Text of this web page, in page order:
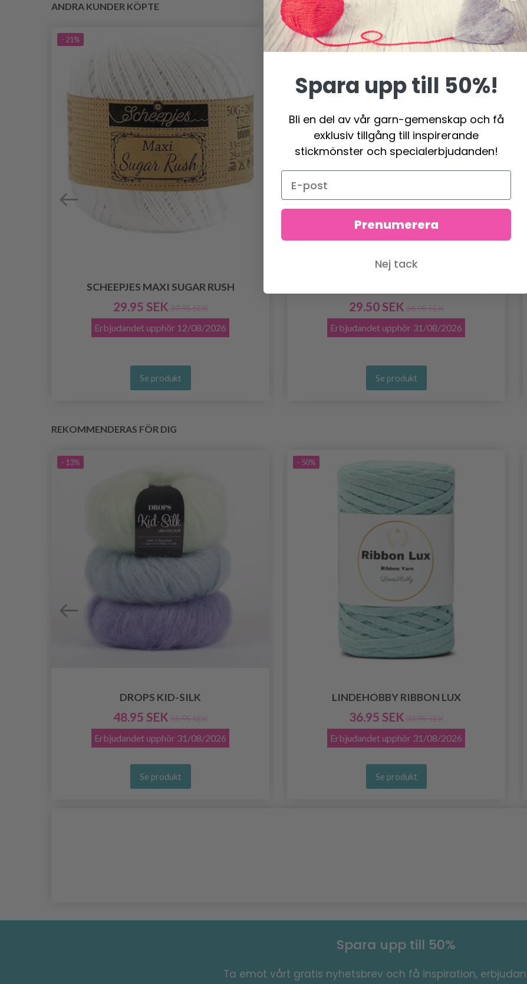
ANDRA KUNDER KÖPTE
- 21%
SCHEEPJES MAXI SUGAR RUSH
29.95 SEK 37.95 SEK
Erbjudandet upphör 12/08/2026
Se produkt
- 20%
29.50 SEK 36.95 SEK
Erbjudandet upphör 31/08/2026
Se produkt
REKOMMENDERAS FÖR DIG
- 13%
DROPS KID-SILK
48.95 SEK 55.95 SEK
Erbjudandet upphör 31/08/2026
Se produkt
- 50%
LINDEHOBBY RIBBON LUX
36.95 SEK 73.95 SEK
Erbjudandet upphör 31/08/2026
Se produkt
Spara upp till 50%
Ta emot vårt gratis nyhetsbrev och få inspiration,
Spara upp till 50%!
Bli en del av vår garn-gemenskap och få
exklusiv tillgång till inspirerande
stickmönster och specialerbjudanden!
Prenumerera
Nej tack